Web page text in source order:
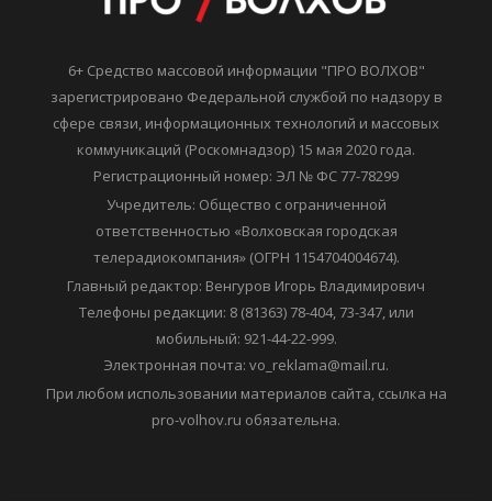
6+ Средство массовой информации "ПРО ВОЛХОВ"
зарегистрировано Федеральной службой по надзору в
сфере связи, информационных технологий и массовых
коммуникаций (Роскомнадзор) 15 мая 2020 года.
Регистрационный номер: ЭЛ № ФС 77-78299
Учредитель: Общество с ограниченной
ответственностью «Волховская городская
телерадиокомпания» (ОГРН 1154704004674).
Главный редактор: Венгуров Игорь Владимирович
Телефоны редакции: 8 (81363) 78-404, 73-347, или
мобильный: 921-44-22-999.
Электронная почта: vo_reklama@mail.ru.
При любом использовании материалов сайта, ссылка на
pro-volhov.ru обязательна.